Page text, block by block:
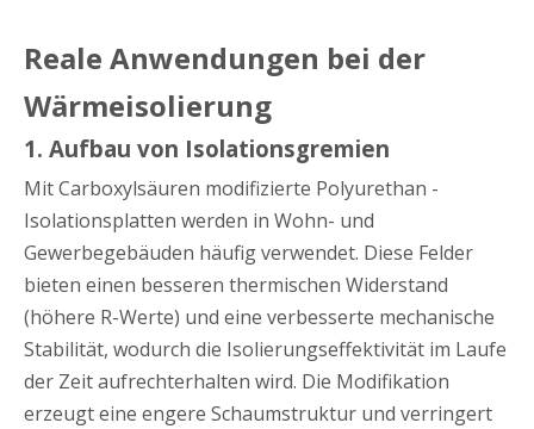
Reale Anwendungen bei der
Wärmeisolierung
1. Aufbau von Isolationsgremien
Mit Carboxylsäuren modifizierte Polyurethan -
Isolationsplatten werden in Wohn- und
Gewerbegebäuden häufig verwendet. Diese Felder
bieten einen besseren thermischen Widerstand
(höhere R-Werte) und eine verbesserte mechanische
Stabilität, wodurch die Isolierungseffektivität im Laufe
der Zeit aufrechterhalten wird. Die Modifikation
erzeugt eine engere Schaumstruktur und verringert